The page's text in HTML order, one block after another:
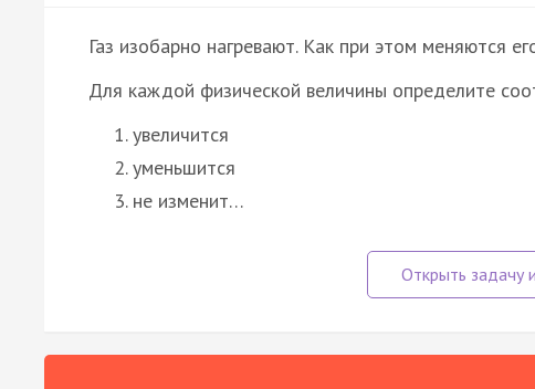
Газ изобарно нагревают. Как при этом меняются
Для каждой физической величины определите
увеличится
уменьшится
не изменит…